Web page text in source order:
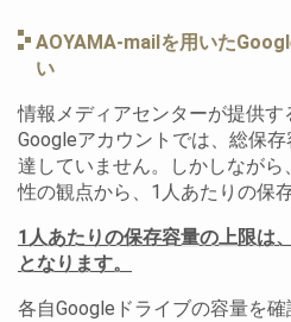
AOYAMA-mailを用いた
い
情報メディアセンターが提供す
Googleアカウントでは、総保
達していません。しかしなが
性の観点から、1人あたりの保
1人あたりの保存容量の上限は
となります。
各自Googleドライブの容量を